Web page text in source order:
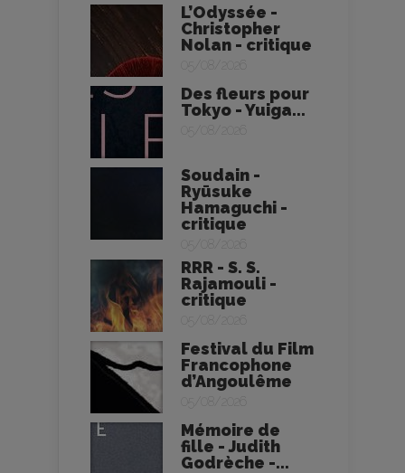
L’Odyssée -
Christopher
Nolan - critique
05/08/2026
Des fleurs pour
Tokyo - Yuiga...
05/08/2026
Soudain -
Ryūsuke
Hamaguchi -
critique
05/08/2026
RRR - S. S.
Rajamouli -
critique
05/08/2026
Festival du Film
Francophone
d’Angoulême
05/08/2026
Mémoire de
fille - Judith
Godrèche -...